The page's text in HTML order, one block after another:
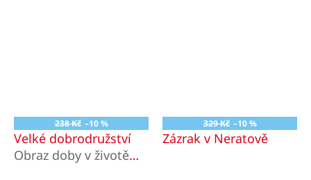
238 Kč –10 %
Velké dobrodružství
Obraz doby v životě
329 Kč –10 %
Zázrak v Neratově